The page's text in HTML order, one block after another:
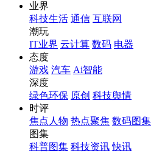
业界
科技生活 通信 互联网
潮玩
IT业界 云计算 数码 电器
态度
游戏 汽车 Ai智能
深度
绿色环保 原创 科技舆情
时评
焦点人物 热点聚焦 数码图集
图集
科普图集 科技资讯 快讯